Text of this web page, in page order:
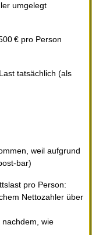
umgelegt
€ pro Person
tatsächlich (als
weil aufgrund
bar)
pro Person:
Nettozahler über
wie